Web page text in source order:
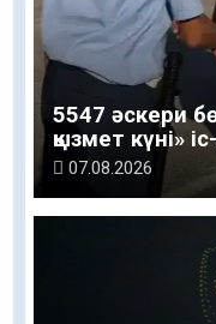
5547 әскери
қызмет күні»
07.08.2026